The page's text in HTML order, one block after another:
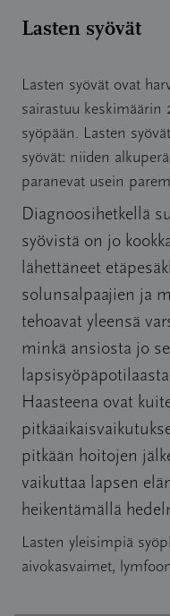
Lasten syövät
Lasten syövät ovat
sairastuu keskimäärin
syöpään. Lasten
syövät: niiden
paranevat usein
Diagnoosihetkellä
syövistä on jo
lähettäneet
solunsalpaajien ja
tehoavat yleensä
minkä ansiosta jo
Haasteena ovat
pitkään hoitojen
vaikuttaa lapsen
heikentämällä
Lasten yleisimpiä
aivokasvaimet,